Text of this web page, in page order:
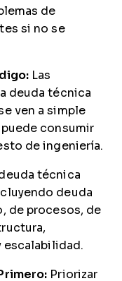
de
si no se
Las
deuda técnica
ven a simple
consumir
de ingeniería.
técnica
deuda
de procesos, de
escalabilidad.
Priorizar